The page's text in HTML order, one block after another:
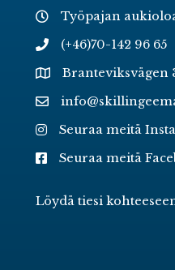
Työpajan
(+46)70-142 96 65
Branteviksvägen
Seuraa meitä
Seuraa meitä
Löydä tiesi